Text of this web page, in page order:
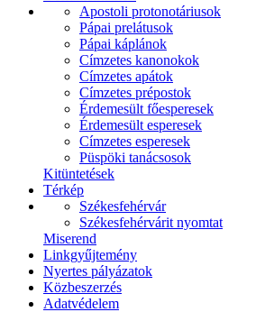
Apostoli protonotáriusok
Pápai prelátusok
Pápai káplánok
Címzetes kanonokok
Címzetes apátok
Címzetes prépostok
Érdemesült főesperesek
Érdemesült esperesek
Címzetes esperesek
Püspöki tanácsosok
Kitüntetések
Térkép
Székesfehérvár
Székesfehérvárit nyomtat
Miserend
Linkgyűjtemény
Nyertes pályázatok
Közbeszerzés
Adatvédelem